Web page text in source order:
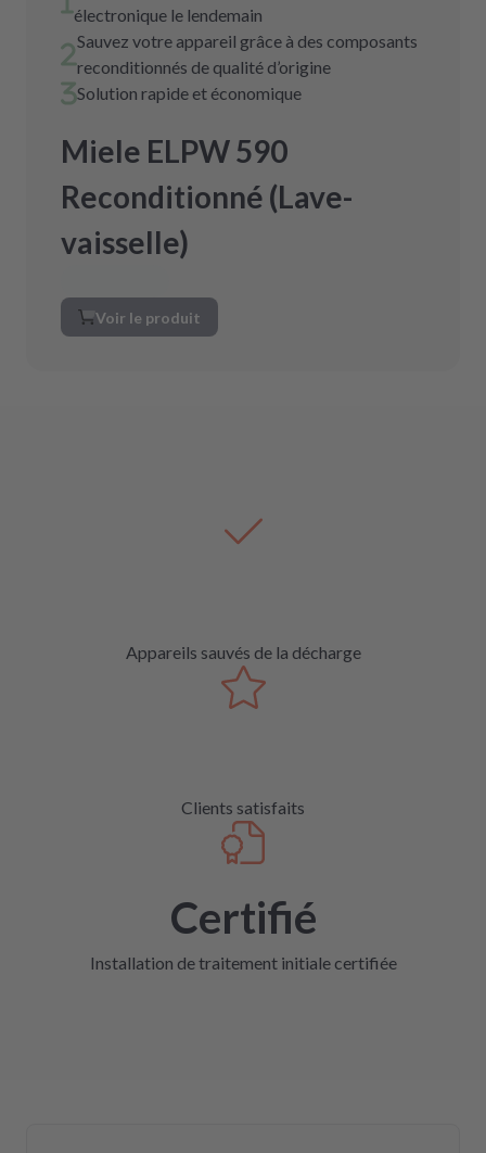
électronique le lendemain
Sauvez votre appareil grâce à des composants
reconditionnés de qualité d’origine
Solution rapide et économique
Miele ELPW 590
Reconditionné (Lave-
vaisselle)
Voir le produit
Appareils sauvés de la décharge
Clients satisfaits
Certifié
Installation de traitement initiale certifiée